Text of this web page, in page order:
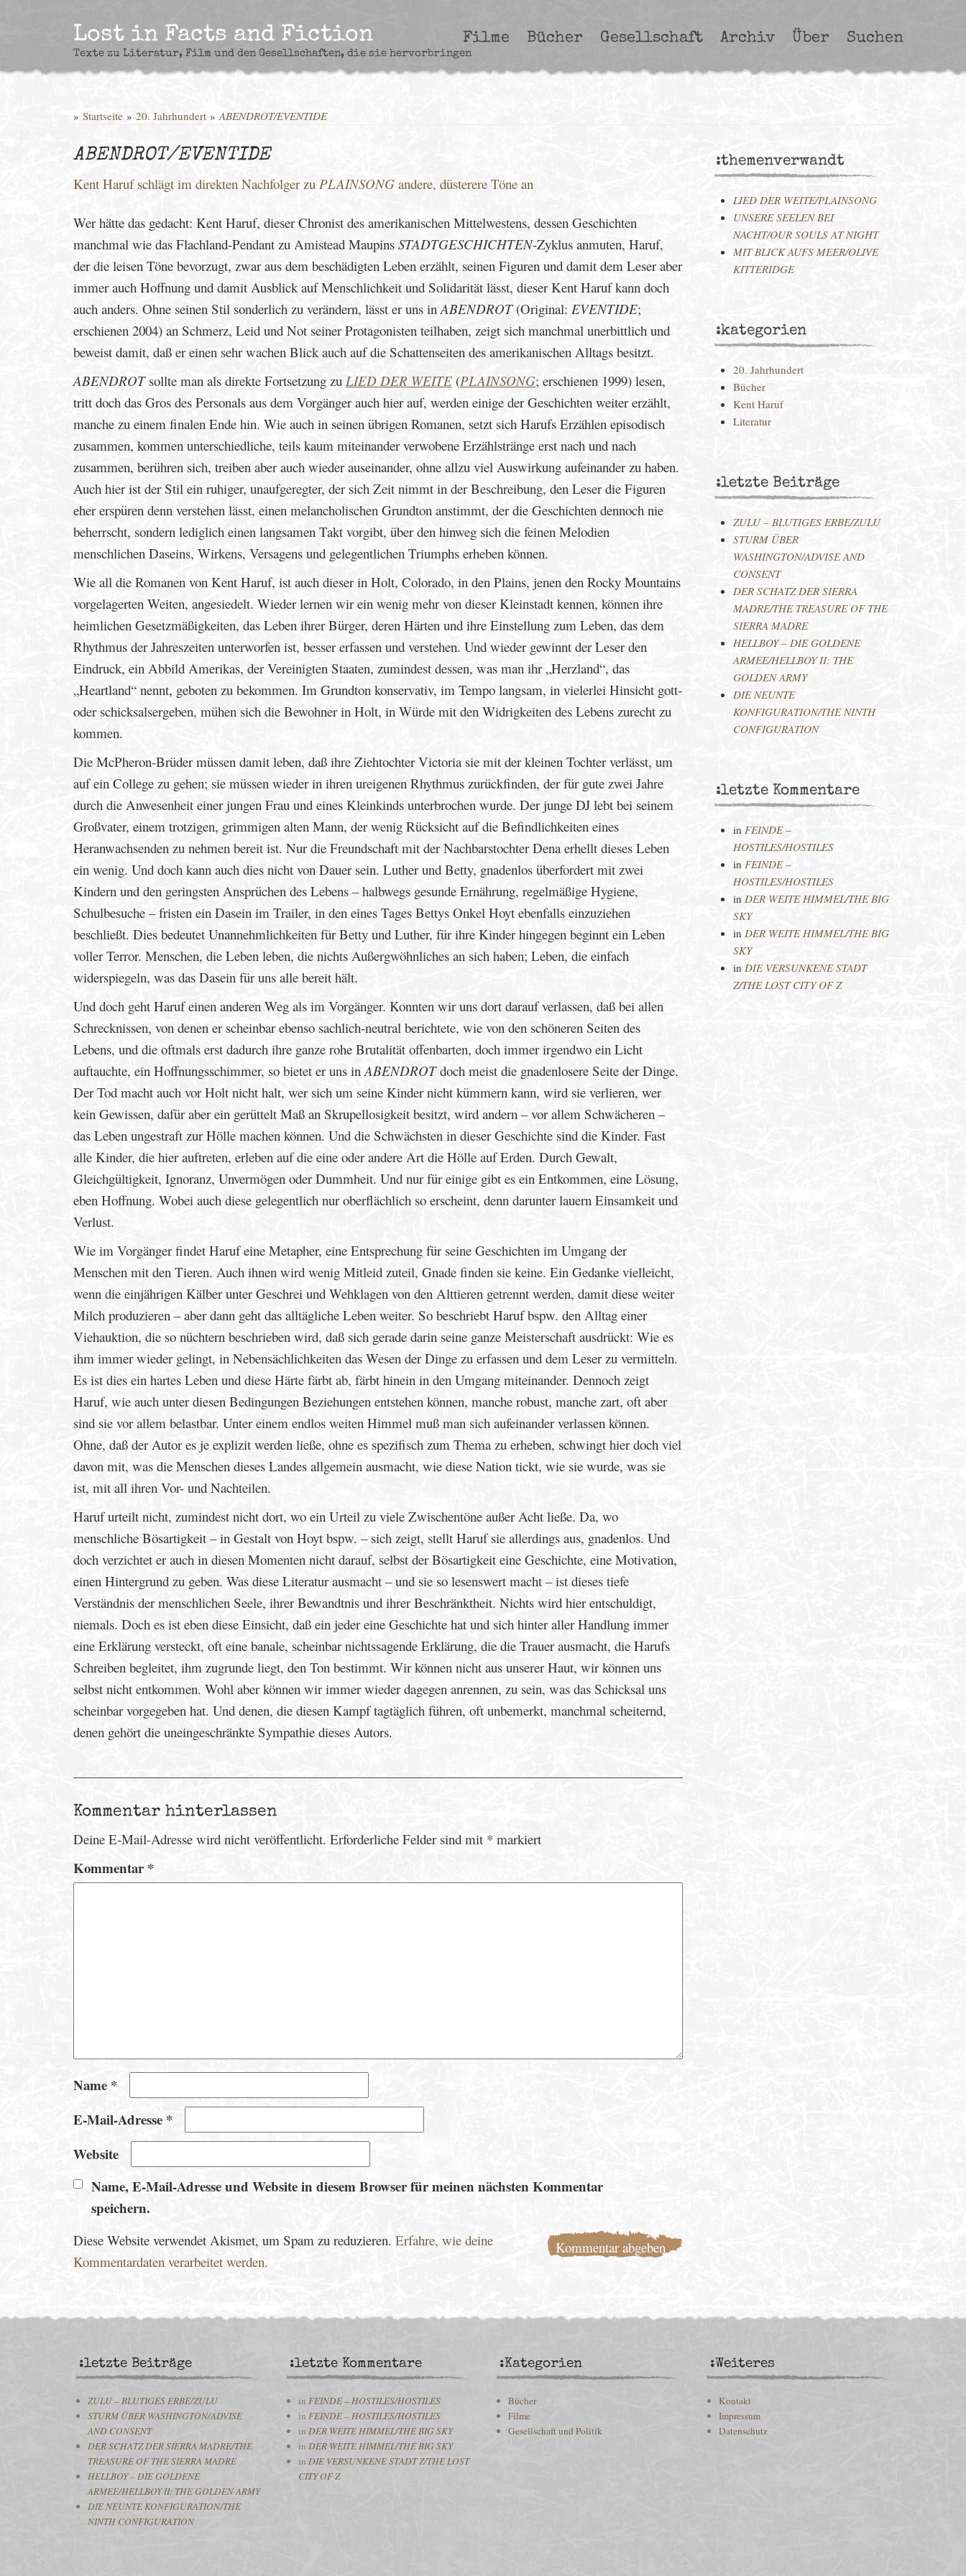
Lost in Facts and Fiction
Texte zu Literatur, Film und den Gesellschaften, die sie hervorbringen
Filme Bücher Gesellschaft Archiv Über Suchen
» Startseite » 20. Jahrhundert » ABENDROT/EVENTIDE
ABENDROT/EVENTIDE
Kent Haruf schlägt im direkten Nachfolger zu PLAINSONG andere, düsterere Töne an
Wer hätte das gedacht: Kent Haruf, dieser Chronist des amerikanischen Mittelwestens, dessen Geschichten
manchmal wie das Flachland-Pendant zu Amistead Maupins STADTGESCHICHTEN-Zyklus anmuten, Haruf,
der die leisen Töne bevorzugt, zwar aus dem beschädigten Leben erzählt, seinen Figuren und damit dem Leser aber
immer auch Hoffnung und damit Ausblick auf Menschlichkeit und Solidarität lässt, dieser Kent Haruf kann doch
auch anders. Ohne seinen Stil sonderlich zu verändern, lässt er uns inABENDROT(Original: EVENTIDE;
erschienen 2004) an Schmerz, Leid und Not seiner Protagonisten teilhaben, zeigt sich manchmal unerbittlich und
beweist damit, daß er einen sehr wachen Blick auch auf die Schattenseiten des amerikanischen Alltags besitzt.
ABENDROTsollte man als direkte Fortsetzung zu LIED DER WEITE (PLAINSONG; erschienen 1999) lesen,
tritt doch das Gros des Personals aus dem Vorgänger auch hier auf, werden einige der Geschichten weiter erzählt,
manche zu einem finalen Ende hin. Wie auch in seinen übrigen Romanen, setzt sich Harufs Erzählen episodisch
zusammen, kommen unterschiedliche, teils kaum miteinander verwobene Erzählstränge erst nach und nach
zusammen, berühren sich, treiben aber auch wieder auseinander, ohne allzu viel Auswirkung aufeinander zu haben.
Auch hier ist der Stil ein ruhiger, unaufgeregter, der sich Zeit nimmt in der Beschreibung, den Leser die Figuren
eher erspüren denn verstehen lässt, einen melancholischen Grundton anstimmt, der die Geschichten dennoch nie
beherrscht, sondern lediglich einen langsamen Takt vorgibt, über den hinweg sich die feinen Melodien
menschlichen Daseins, Wirkens, Versagens und gelegentlichen Triumphs erheben können.
Wie all die Romanen von Kent Haruf, ist auch dieser in Holt, Colorado, in den Plains, jenen den Rocky Mountains
vorgelagerten Weiten, angesiedelt. Wieder lernen wir ein wenig mehr von dieser Kleinstadt kennen, können ihre
heimlichen Gesetzmäßigkeiten, das Leben ihrer Bürger, deren Härten und ihre Einstellung zum Leben, das dem
Rhythmus der Jahreszeiten unterworfen ist, besser erfassen und verstehen. Und wieder gewinnt der Leser den
Eindruck, ein Abbild Amerikas, der Vereinigten Staaten, zumindest dessen, was man ihr „Herzland“, das
„Heartland“ nennt, geboten zu bekommen. Im Grundton konservativ, im Tempo langsam, in vielerlei Hinsicht gott-
oder schicksalsergeben, mühen sich die Bewohner in Holt, in Würde mit den Widrigkeiten des Lebens zurecht zu
kommen.
Die McPheron-Brüder müssen damit leben, daß ihre Ziehtochter Victoria sie mit der kleinen Tochter verlässt, um
auf ein College zu gehen; sie müssen wieder in ihren ureigenen Rhythmus zurückfinden, der für gute zwei Jahre
durch die Anwesenheit einer jungen Frau und eines Kleinkinds unterbrochen wurde. Der junge DJ lebt bei seinem
Großvater, einem trotzigen, grimmigen alten Mann, der wenig Rücksicht auf die Befindlichkeiten eines
Heranwachsenden zu nehmen bereit ist. Nur die Freundschaft mit der Nachbarstochter Dena erhellt dieses Leben
ein wenig. Und doch kann auch dies nicht von Dauer sein. Luther und Betty, gnadenlos überfordert mit zwei
Kindern und den geringsten Ansprüchen des Lebens – halbwegs gesunde Ernährung, regelmäßige Hygiene,
Schulbesuche – fristen ein Dasein im Trailer, in den eines Tages Bettys Onkel Hoyt ebenfalls einzuziehen
beschließt. Dies bedeutet Unannehmlichkeiten für Betty und Luther, für ihre Kinder hingegen beginnt ein Leben
voller Terror. Menschen, die Leben leben, die nichts Außergwöhnliches an sich haben; Leben, die einfach
widerspiegeln, was das Dasein für uns alle bereit hält.
Und doch geht Haruf einen anderen Weg als im Vorgänger. Konnten wir uns dort darauf verlassen, daß bei allen
Schrecknissen, von denen er scheinbar ebenso sachlich-neutral berichtete, wie von den schöneren Seiten des
Lebens, und die oftmals erst dadurch ihre ganze rohe Brutalität offenbarten, doch immer irgendwo ein Licht
auftauchte, ein Hoffnungsschimmer, so bietet er uns inABENDROTdoch meist die gnadenlosere Seite der Dinge.
Der Tod macht auch vor Holt nicht halt, wer sich um seine Kinder nicht kümmern kann, wird sie verlieren, wer
kein Gewissen, dafür aber ein gerüttelt Maß an Skrupellosigkeit besitzt, wird andern – vor allem Schwächeren –
das Leben ungestraft zur Hölle machen können. Und die Schwächsten in dieser Geschichte sind die Kinder. Fast
alle Kinder, die hier auftreten, erleben auf die eine oder andere Art die Hölle auf Erden. Durch Gewalt,
Gleichgültigkeit, Ignoranz, Unvermögen oder Dummheit. Und nur für einige gibt es ein Entkommen, eine Lösung,
eben Hoffnung. Wobei auch diese gelegentlich nur oberflächlich so erscheint, denn darunter lauern Einsamkeit und
Verlust.
Wie im Vorgänger findet Haruf eine Metapher, eine Entsprechung für seine Geschichten im Umgang der
Menschen mit den Tieren. Auch ihnen wird wenig Mitleid zuteil, Gnade finden sie keine. Ein Gedanke vielleicht,
wenn die einjährigen Kälber unter Geschrei und Wehklagen von den Alttieren getrennt werden, damit diese weiter
Milch produzieren – aber dann geht das alltägliche Leben weiter. So beschriebt Haruf bspw. den Alltag einer
Viehauktion, die so nüchtern beschrieben wird, daß sich gerade darin seine ganze Meisterschaft ausdrückt: Wie es
ihm immer wieder gelingt, in Nebensächlichkeiten das Wesen der Dinge zu erfassen und dem Leser zu vermitteln.
Es ist dies ein hartes Leben und diese Härte färbt ab, färbt hinein in den Umgang miteinander. Dennoch zeigt
Haruf, wie auch unter diesen Bedingungen Beziehungen entstehen können, manche robust, manche zart, oft aber
sind sie vor allem belastbar. Unter einem endlos weiten Himmel muß man sich aufeinander verlassen können.
Ohne, daß der Autor es je explizit werden ließe, ohne es spezifisch zum Thema zu erheben, schwingt hier doch viel
davon mit, was die Menschen dieses Landes allgemein ausmacht, wie diese Nation tickt, wie sie wurde, was sie
ist, mit all ihren Vor- und Nachteilen.
Haruf urteilt nicht, zumindest nicht dort, wo ein Urteil zu viele Zwischentöne außer Acht ließe. Da, wo
menschliche Bösartigkeit – in Gestalt von Hoyt bspw. – sich zeigt, stellt Haruf sie allerdings aus, gnadenlos. Und
doch verzichtet er auch in diesen Momenten nicht darauf, selbst der Bösartigkeit eine Geschichte, eine Motivation,
einen Hintergrund zu geben. Was diese Literatur ausmacht – und sie so lesenswert macht – ist dieses tiefe
Verständnis der menschlichen Seele, ihrer Bewandtnis und ihrer Beschränktheit. Nichts wird hier entschuldigt,
niemals. Doch es ist eben diese Einsicht, daß ein jeder eine Geschichte hat und sich hinter aller Handlung immer
eine Erklärung versteckt, oft eine banale, scheinbar nichtssagende Erklärung, die die Trauer ausmacht, die Harufs
Schreiben begleitet, ihm zugrunde liegt, den Ton bestimmt. Wir können nicht aus unserer Haut, wir können uns
selbst nicht entkommen. Wohl aber können wir immer wieder dagegen anrennen, zu sein, was das Schicksal uns
scheinbar vorgegeben hat. Und denen, die diesen Kampf tagtäglich führen, oft unbemerkt, manchmal scheiternd,
denen gehört die uneingeschränkte Sympathie dieses Autors.
Kommentar hinterlassen
Deine E-Mail-Adresse wird nicht veröffentlicht. Erforderliche Felder sind mit * markiert
Kommentar *
Name *
E-Mail-Adresse *
Website
Name, E-Mail-Adresse und Website in diesem Browser für meinen nächsten Kommentar
speichern.
Diese Website verwendet Akismet, um Spam zu reduzieren. Erfahre, wie deine
Kommentardaten verarbeitet werden.
:themenverwandt
LIED DER WEITE/PLAINSONG
UNSERE SEELEN BEI
NACHT/OUR SOULS AT NIGHT
MIT BLICK AUFS MEER/OLIVE
KITTERIDGE
:kategorien
20. Jahrhundert
Bücher
Kent Haruf
Literatur
:letzte Beiträge
ZULU – BLUTIGES ERBE/ZULU
STURM ÜBER
WASHINGTON/ADVISE AND
CONSENT
DER SCHATZ DER SIERRA
MADRE/THE TREASURE OF THE
SIERRA MADRE
HELLBOY – DIE GOLDENE
ARMEE/HELLBOY II: THE
GOLDEN ARMY
DIE NEUNTE
KONFIGURATION/THE NINTH
CONFIGURATION
:letzte Kommentare
in FEINDE –
HOSTILES/HOSTILES
in FEINDE –
HOSTILES/HOSTILES
in DER WEITE HIMMEL/THE BIG
SKY
in DER WEITE HIMMEL/THE BIG
SKY
in DIE VERSUNKENE STADT
Z/THE LOST CITY OF Z
:letzte Beiträge
ZULU – BLUTIGES ERBE/ZULU
STURM ÜBER WASHINGTON/ADVISE
AND CONSENT
DER SCHATZ DER SIERRA MADRE/THE
TREASURE OF THE SIERRA MADRE
HELLBOY – DIE GOLDENE
ARMEE/HELLBOY II: THE GOLDEN ARMY
DIE NEUNTE KONFIGURATION/THE
NINTH CONFIGURATION
:letzte Kommentare
in FEINDE – HOSTILES/HOSTILES
in FEINDE – HOSTILES/HOSTILES
in DER WEITE HIMMEL/THE BIG SKY
in DER WEITE HIMMEL/THE BIG SKY
in DIE VERSUNKENE STADT Z/THE LOST
CITY OF Z
:Kategorien
Bücher
Filme
Gesellschaft und Politik
:Weiteres
Kontakt
Impressum
Datenschutz